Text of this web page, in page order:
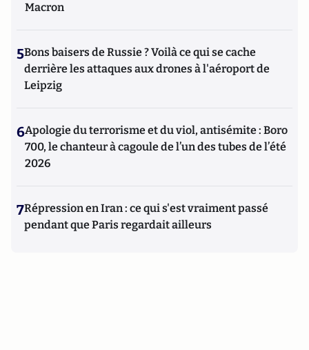
Macron
5Bons baisers de Russie ? Voilà ce qui se cache
derrière les attaques aux drones à l'aéroport de
Leipzig
6Apologie du terrorisme et du viol, antisémite : Boro
700, le chanteur à cagoule de l’un des tubes de l’été
2026
7Répression en Iran : ce qui s'est vraiment passé
pendant que Paris regardait ailleurs